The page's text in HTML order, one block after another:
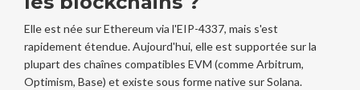
Elle est née sur Ethereum via l'EIP-4337, mais s'est
rapidement étendue. Aujourd'hui, elle est supportée sur la
plupart des chaînes compatibles EVM (comme Arbitrum,
Optimism, Base) et existe sous forme native sur Solana.